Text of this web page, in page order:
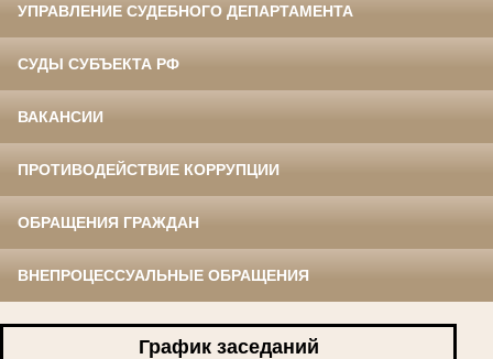
УПРАВЛЕНИЕ СУДЕБНОГО ДЕПАРТАМЕНТА
СУДЫ СУБЪЕКТА РФ
ВАКАНСИИ
ПРОТИВОДЕЙСТВИЕ КОРРУПЦИИ
ОБРАЩЕНИЯ ГРАЖДАН
ВНЕПРОЦЕССУАЛЬНЫЕ ОБРАЩЕНИЯ
График заседаний